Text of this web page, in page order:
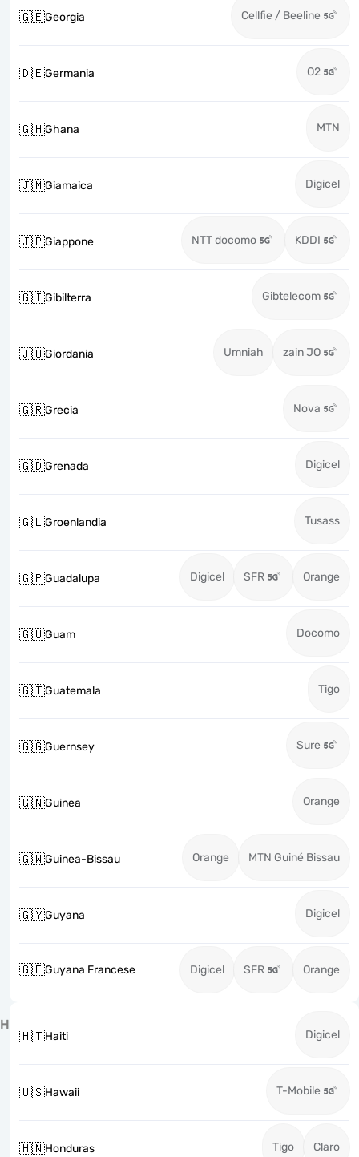
🇬🇪Georgia Cellfie / Beeline
🇩🇪Germania O2
🇬🇭Ghana MTN
🇯🇲Giamaica Digicel
🇯🇵Giappone NTT docomo KDDI
🇬🇮Gibilterra Gibtelecom
🇯🇴Giordania Umniah zain JO
🇬🇷Grecia Nova
🇬🇩Grenada Digicel
🇬🇱Groenlandia Tusass
🇬🇵Guadalupa Digicel SFR Orange
🇬🇺Guam Docomo
🇬🇹Guatemala Tigo
🇬🇬Guernsey Sure
🇬🇳Guinea Orange
🇬🇼Guinea-Bissau Orange MTN Guiné Bissau
🇬🇾Guyana Digicel
🇬🇫Guyana Francese Digicel SFR Orange
H
🇭🇹Haiti Digicel
🇺🇸Hawaii T-Mobile
🇭🇳Honduras Tigo Claro